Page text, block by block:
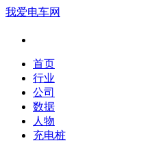
我爱电车网
首页
行业
公司
数据
人物
充电桩